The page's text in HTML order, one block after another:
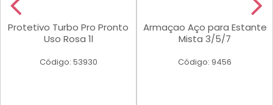
Protetivo Turbo Pro Pronto
Uso Rosa 1l
Código: 53930
Armaçao Aço para Estante
Mista 3/5/7
Código: 9456